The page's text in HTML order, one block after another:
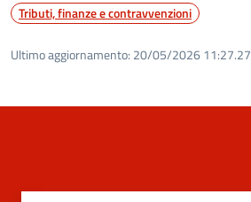
Tributi, finanze e contravvenzioni
Ultimo aggiornamento: 20/05/2026 11:27.27